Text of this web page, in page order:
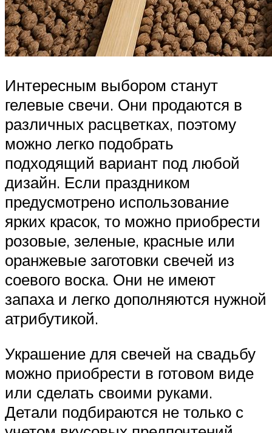
Интересным выбором станут
гелевые свечи. Они продаются в
различных расцветках, поэтому
можно легко подобрать
подходящий вариант под любой
дизайн. Если праздником
предусмотрено использование
ярких красок, то можно приобрести
розовые, зеленые, красные или
оранжевые заготовки свечей из
соевого воска. Они не имеют
запаха и легко дополняются нужной
атрибутикой.
Украшение для свечей на свадьбу
можно приобрести в готовом виде
или сделать своими руками.
Детали подбираются не только с